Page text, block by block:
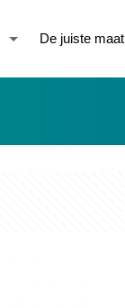
De juiste maat